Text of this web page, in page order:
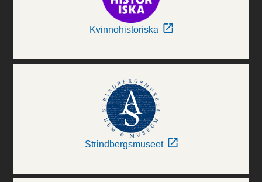
Kvinnohistoriska
Strindbergsmuseet